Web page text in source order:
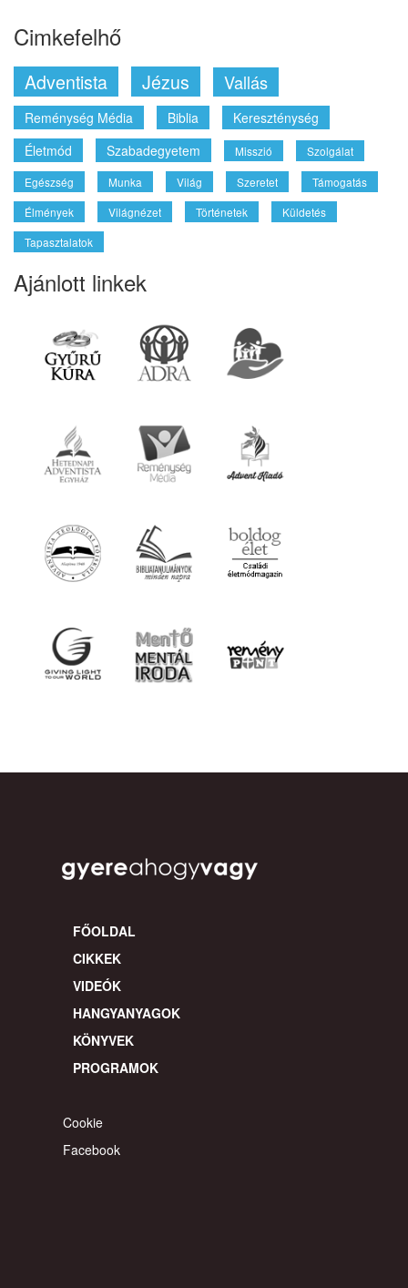
Cimkefelhő
Adventista Jézus Vallás
Reménység Média Biblia
Kereszténység
Életmód
Szabadegyetem Misszió
Szolgálat
Egészség
Munka Világ Szeretet
Támogatás
Élmények
Világnézet Történetek
Küldetés
Tapasztalatok
Ajánlott linkek
FŐOLDAL
CIKKEK
VIDEÓK
HANGYANYAGOK
KÖNYVEK
PROGRAMOK
Cookie
Facebook